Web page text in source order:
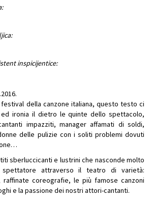
inspicijentice:
della canzone italiana, questo testo ci
ironia il dietro le quinte dello spettacolo,
impazziti, manager affamati di soldi,
delle pulizie con i soliti problemi dovuti
sberluccicanti e lustrini che nasconde molto
attraverso il teatro di varietà:
raffinate coreografie, le più famose canzoni
e la passione dei nostri attori-cantanti.